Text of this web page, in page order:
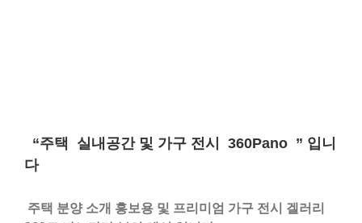
“주택 실내공간 및 가구 전시 360Pano ” 입니
다
주택 분양 소개 홍보용 및 프리미엄 가구 전시 겔러리